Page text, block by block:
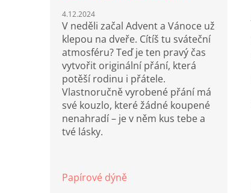
4.12.2024
V neděli začal Advent a Vánoce už
klepou na dveře. Cítíš tu sváteční
atmosféru? Teď je ten pravý čas
vytvořit originální přání, která
potěší rodinu i přátele.
Vlastnoručně vyrobené přání má
své kouzlo, které žádné koupené
nenahradí – je v něm kus tebe a
tvé lásky.
Papírové dýně